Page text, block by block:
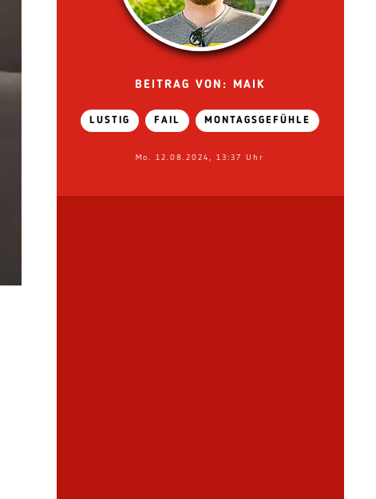
BEITRAG VON: MAIK
LUSTIG FAIL MONTAGSGEFÜHLE
Mo. 12.08.2024, 13:37 Uhr